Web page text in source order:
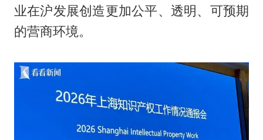
业在沪发展创造更加公平、透明、可预期
的营商环境。